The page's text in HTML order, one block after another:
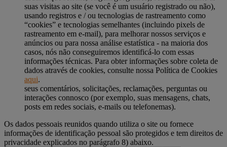
suas visitas ao site (se você é um usuário registrado ou não),
usando registros e / ou tecnologias de rastreamento como
“cookies” e tecnologias semelhantes (incluindo pixels de
rastreamento em e-mail), para melhorar nossos serviços e
anúncios ou para nossa análise estatística - na maioria dos
casos, nós não conseguiremos identificá-lo com essas
informações técnicas. Para obter informações sobre coleta de
dados através de cookies, consulte nossa Política de Cookies
aqui.
seus comentários, solicitações, reclamações, perguntas ou
interações connosco (por exemplo, suas mensagens, chats,
posts em redes sociais, e-mails ou telefonemas).
Os dados pessoais reunidos quando utiliza o site ou fornece
informações de identificação pessoal são protegidos e tem direitos de
privacidade explicados no parágrafo 8) abaixo.